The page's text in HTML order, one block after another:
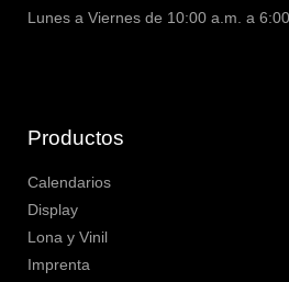
Lunes a Viernes de 10:00 a.m. a
Productos
Calendarios
Display
Lona y Vinil
Imprenta